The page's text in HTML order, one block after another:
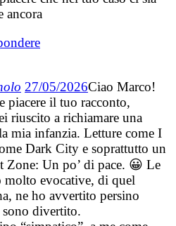
ancora
27/05/2026Ciao Marco!
piacere il tuo racconto,
riuscito a richiamare una
mia infanzia. Letture come I
Dark City e soprattutto un
Un po’ di pace. 😀 Le
molto evocative, di quel
ne ho avvertito persino
sono divertito.